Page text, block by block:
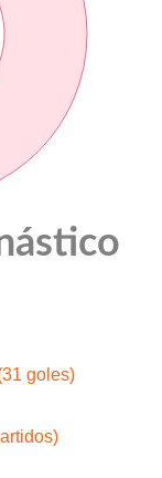
goles)